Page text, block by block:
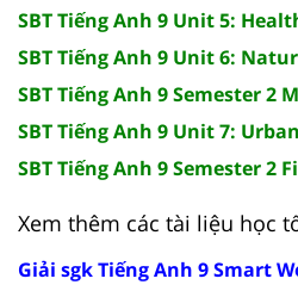
SBT Tiếng Anh 9 Unit 5:
SBT Tiếng Anh 9 Unit 6:
SBT Tiếng Anh 9 Semester 2
SBT Tiếng Anh 9 Unit 7:
SBT Tiếng Anh 9 Semester 2
Xem thêm các tài liệu học
Giải sgk Tiếng Anh 9 Smart